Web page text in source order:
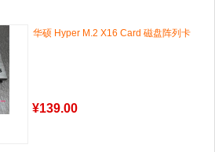
华硕 Hyper M.2 X16 Card 磁盘阵列卡
¥139.00